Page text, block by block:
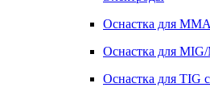
Оснастка для
Оснастка для
Оснастка для TIG